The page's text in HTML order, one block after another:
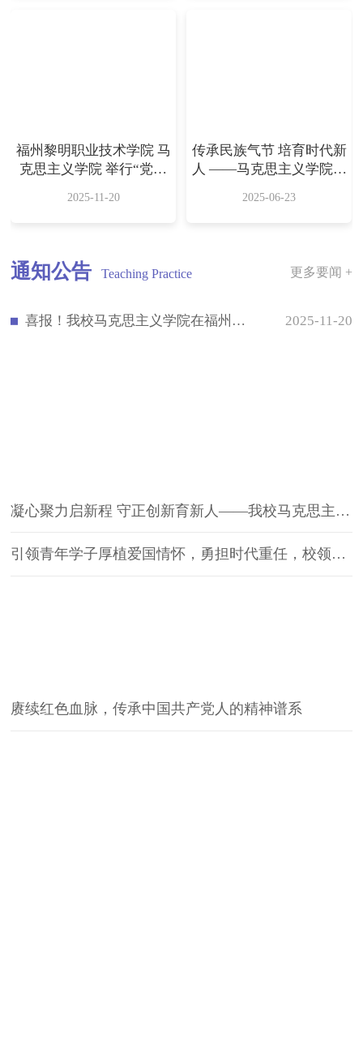
福州黎明职业技术学院 马
克思主义学院 举行“党的
入思政课集体备课会
2025-11-20
传承民族气节 培育时代新
人 ——马克思主义学院与
林则徐纪念馆开展党性教
2025-06-23
通知公告 Teaching Practice 更多要闻 +
喜报！我校马克思主义学院在福州市思政课教师“大练兵”交流展示活动中列入第三批百堂思政示范课（金课） 2025-11-20
凝心聚力启新程 守正创新育新人——我校马克思主义学院召开集体备课会暨新入职教师培训活动
引领青年学子厚植爱国情怀，勇担时代重任，校领导开展“形势与政策”专题讲座
赓续红色血脉，传承中国共产党人的精神谱系